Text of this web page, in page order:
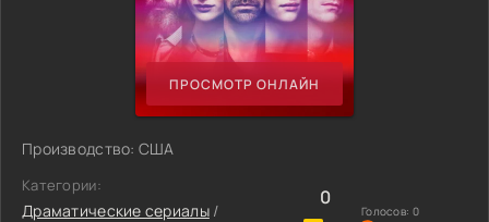
ПРОСМОТР ОНЛАЙН
Производство: США
Категории:
Драматические сериалы/
0
Голосов: 0